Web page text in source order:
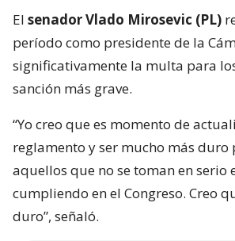
El senador Vlado Mirosevic (PL)
período como presidente de la
significativamente la multa para
sanción más grave.
“Yo creo que es momento de
reglamento y ser mucho más duro
aquellos que no se toman en serio
cumpliendo en el Congreso. Creo
duro”, señaló.